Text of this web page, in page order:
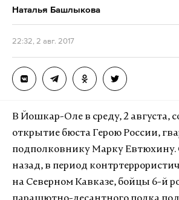
Наталья Башлыкова
22:32, 2 авг. 2017
В Йошкар-Оле в среду, 2 августа,
открытие бюста Герою России,
подполковнику Марку Евтюхину.
назад, в период
на Северном Кавказе, бойцы 6-й